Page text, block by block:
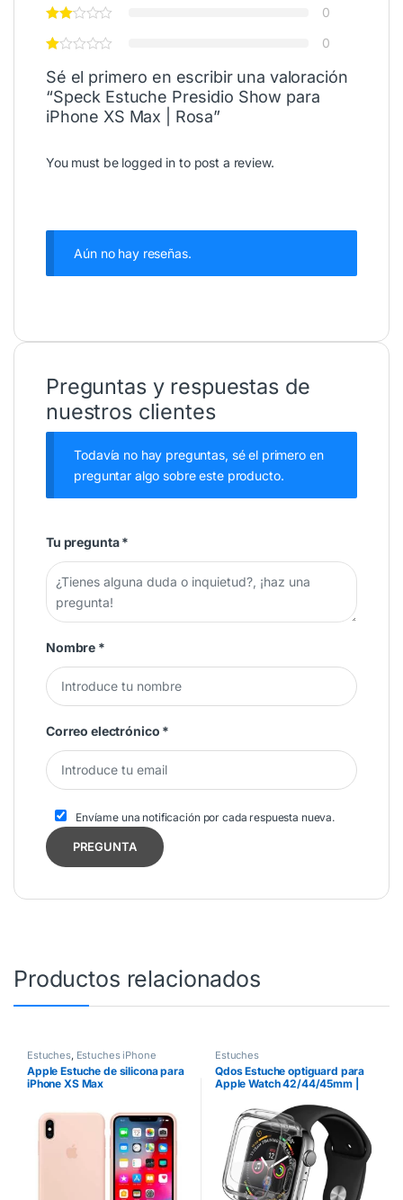
0
0
Sé el primero en escribir una valoración
“Speck Estuche Presidio Show para
iPhone XS Max | Rosa”
You must be logged in to post a review.
Aún no hay reseñas.
Preguntas y respuestas de
nuestros clientes
Todavía no hay preguntas, sé el primero en
preguntar algo sobre este producto.
Tu pregunta*
Nombre *
Correo electrónico *
Envíame una notificación por cada respuesta nueva.
Productos relacionados
Estuches, Estuches iPhone
Apple Estuche de silicona para
iPhone XS Max
Estuches
Qdos Estuche optiguard para
Apple Watch 42/44/45mm |